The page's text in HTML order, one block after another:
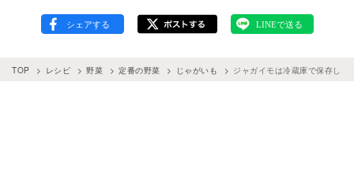
TOP レシピ 野菜 定番の野菜 じゃがいも ジャガイモは冷蔵庫で保存し